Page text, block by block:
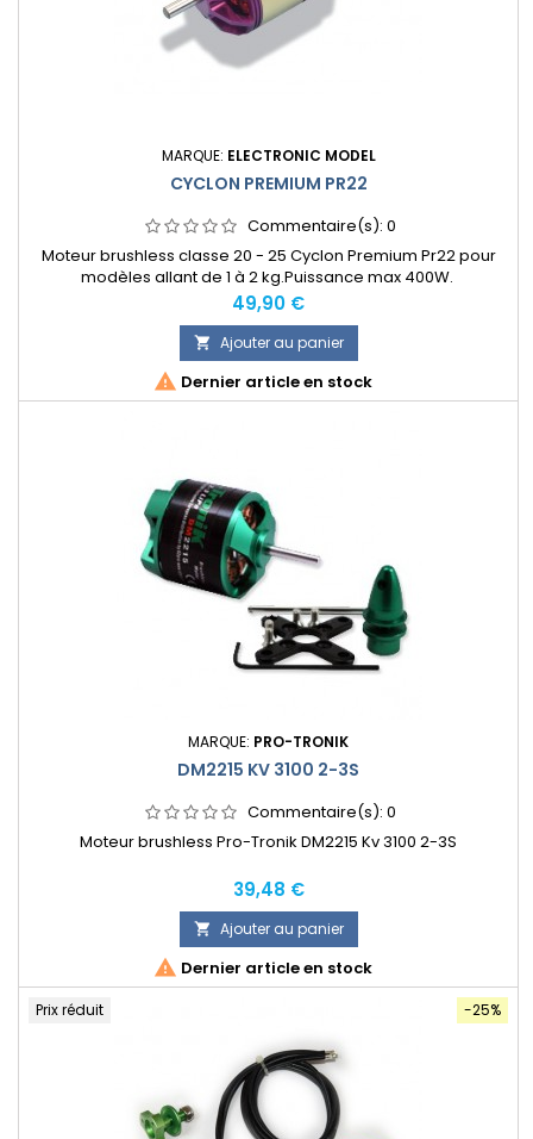
MARQUE: ELECTRONIC MODEL
CYCLON PREMIUM PR22
Commentaire(s): 0
Moteur brushless classe 20 - 25 Cyclon Premium Pr22 pour
modèles allant de 1 à 2 kg.Puissance max 400W.
Prix
49,90 €
 Ajouter au panier
 Dernier article en stock
MARQUE: PRO-TRONIK
DM2215 KV 3100 2-3S
Commentaire(s): 0
Moteur brushless Pro-Tronik DM2215 Kv 3100 2-3S
Prix
39,48 €
 Ajouter au panier
 Dernier article en stock
-25%
Prix réduit